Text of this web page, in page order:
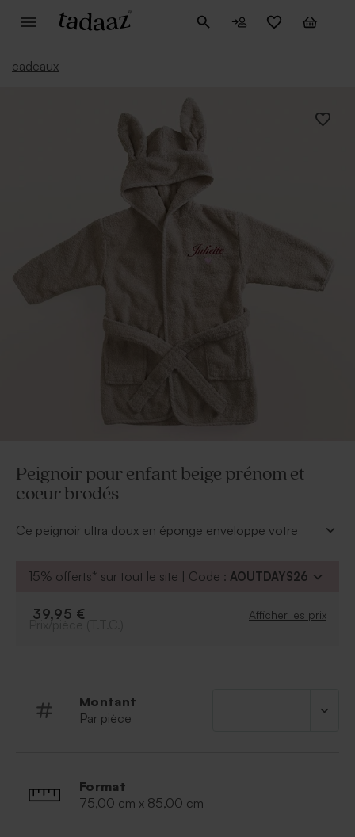
cadeaux
Peignoir pour enfant beige prénom et
coeur brodés
Ce peignoir ultra doux en éponge enveloppe votre
donne un charme irrésistible, tandis que la
et attentionné.
- longueur du produit : 85 cm
- matériau : 100 % coton
- sécher au sèche-linge
- ne pas nettoyer à la vapeur
15% offerts* sur tout le site | Code : AOUTDAYS26
39,95 € Afficher les prix
Montant
Par pièce
Format
75,00 cm x 85,00 cm